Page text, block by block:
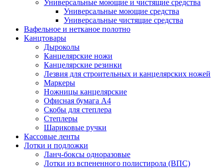
Универсальные моющие и чистящие средства
Универсальные моющие средства
Универсальные чистящие средства
Вафельное и нетканое полотно
Канцтовары
Дыроколы
Канцелярские ножи
Канцелярские резинки
Лезвия для строительных и канцелярских ножей
Маркеры
Ножницы канцелярские
Офисная бумага А4
Скобы для степлера
Степлеры
Шариковые ручки
Кассовые ленты
Лотки и подложки
Ланч-боксы одноразовые
Лотки из вспененного полистирола (ВПС)